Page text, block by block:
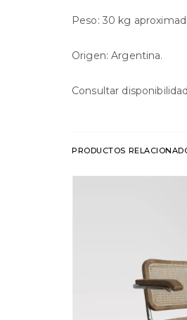
Peso: 30 kg
Origen: Argentina.
Consultar
PRODUCTOS